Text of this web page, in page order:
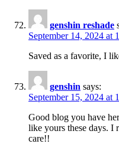
genshin reshade
September 14, 2024 at
Saved as a favorite, I
genshin says:
September 15, 2024 at
Good blog you have
like yours these days. I
care!!